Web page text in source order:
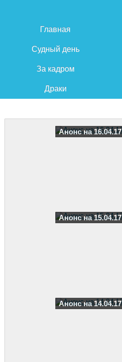
Главная
Судный день
За кадром
Драки
Анонс на 16.04.17
Анонс на 15.04.17
Анонс на 14.04.17